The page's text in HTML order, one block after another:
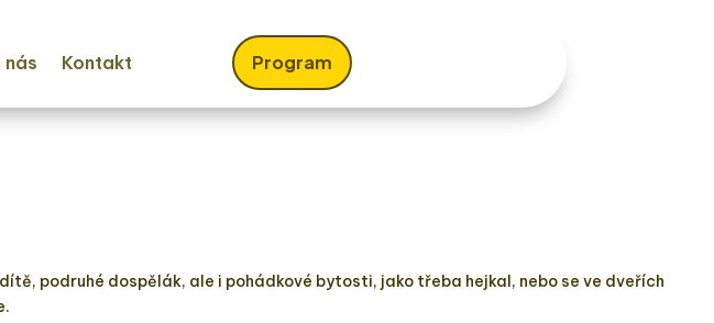
nás Kontakt Program
podruhé dospělák, ale i pohádkové bytosti, jako třeba hejkal, nebo se ve dveřích